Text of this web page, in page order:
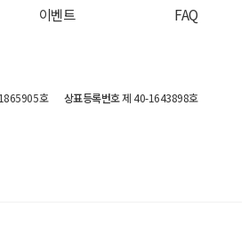
이벤트 FAQ
호 상표등록번호제 40-1643898호